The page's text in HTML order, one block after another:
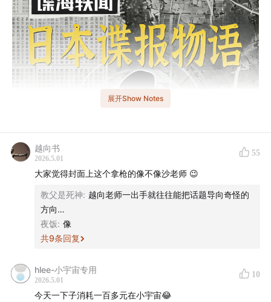
从江户时代的「风说书」，到甲午前后大陆浪人的活跃，
再到陆军参谋本部和大本营体系的构建，日本早期的情报
展开Show Notes
越向书
2026.5.01
55
大家觉得封面上这个拿枪的像不像沙老师 😉
教父是死神: 越向老师一出手就往往能把话题导向奇怪的
方向…
夜饭: 像
共9条回复
hlee-小宇宙专用
2026.5.01
10
今天一下子消耗一百多元在小宇宙😂